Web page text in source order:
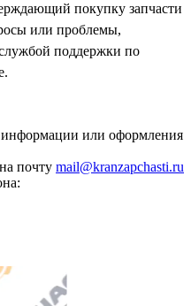
покупку запчасти
или проблемы,
поддержки по
или оформления
почту mail@kranzapchasti.ru